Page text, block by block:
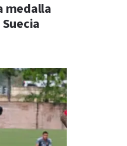
medalla